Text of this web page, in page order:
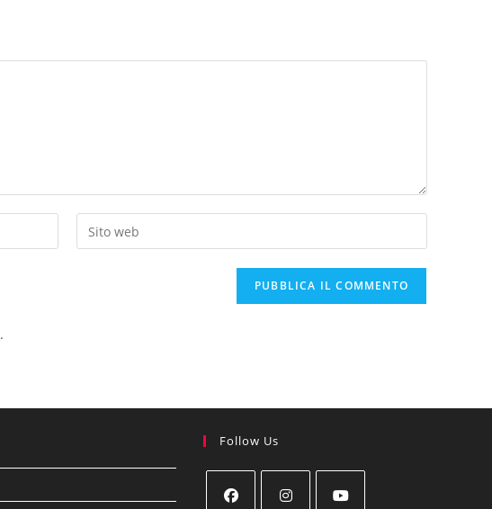
.
Follow Us